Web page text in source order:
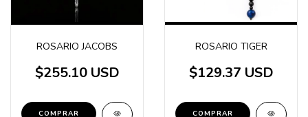
ROSARIO JACOBS
$255.10 USD
ROSARIO TIGER
$129.37 USD